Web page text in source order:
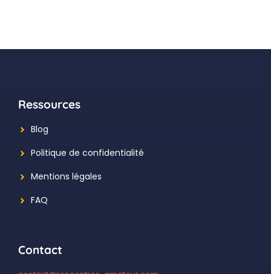
Ressources
Blog
Politique de confidentialité
Mentions légales
FAQ
Contact